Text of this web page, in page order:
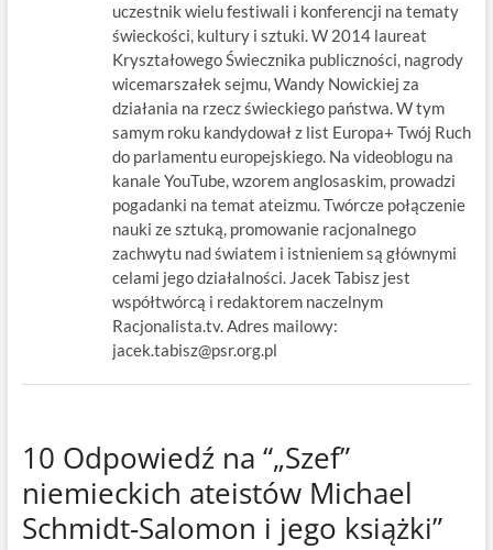
uczestnik wielu festiwali i konferencji na tematy
świeckości, kultury i sztuki. W 2014 laureat
Kryształowego Świecznika publiczności, nagrody
wicemarszałek sejmu, Wandy Nowickiej za
działania na rzecz świeckiego państwa. W tym
samym roku kandydował z list Europa+ Twój Ruch
do parlamentu europejskiego. Na videoblogu na
kanale YouTube, wzorem anglosaskim, prowadzi
pogadanki na temat ateizmu. Twórcze połączenie
nauki ze sztuką, promowanie racjonalnego
zachwytu nad światem i istnieniem są głównymi
celami jego działalności. Jacek Tabisz jest
współtwórcą i redaktorem naczelnym
Racjonalista.tv. Adres mailowy:
jacek.tabisz@psr.org.pl
10 Odpowiedź na “„Szef”
niemieckich ateistów Michael
Schmidt-Salomon i jego książki”